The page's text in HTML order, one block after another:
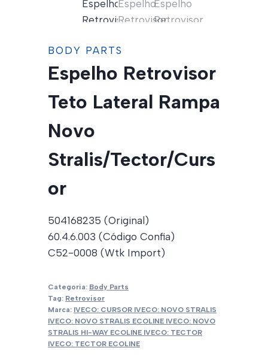
BODY PARTS
Espelho Retrovisor
Teto Lateral Rampa
Novo
Stralis/Tector/Curs
or
504168235 (Original)
60.4.6.003 (Código Confia)
C52-0008 (Wtk Import)
Categoria: Body Parts
Tag: Retrovisor
Marca: IVECO: CURSOR IVECO: NOVO STRALIS
IVECO: NOVO STRALIS ECOLINE IVECO: NOVO
STRALIS HI-WAY ECOLINE IVECO: TECTOR
IVECO: TECTOR ECOLINE